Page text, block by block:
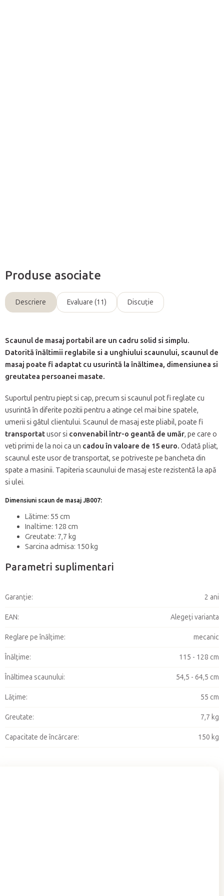
Produse asociate
Descriere Evaluare (11) Discuţie
Scaunul de masaj portabil are un cadru solid si simplu.
Datorită înăltimii reglabile si a unghiului scaunului, scaunul de
masaj poate fi adaptat cu usurintă la înăltimea, dimensiunea si
greutatea persoanei masate.
Suportul pentru piept si cap, precum si scaunul pot fi reglate cu
usurintă în diferite pozitii pentru a atinge cel mai bine spatele,
umerii si gâtul clientului. Scaunul de masaj este pliabil, poate fi
transportatusor si convenabil într-o geantă de umăr, pe care o
veti primi de la noi ca un cadou în valoare de 15 euro. Odată pliat,
scaunul este usor de transportat, se potriveste pe bancheta din
spate a masinii. Tapiteria scaunului de masaj este rezistentă la apă
si ulei.
Dimensiuni scaun de masaj JB007:
Lătime: 55 cm
Inaltime: 128 cm
Greutate: 7,7 kg
Sarcina admisa: 150 kg
Parametri suplimentari
Garanţie: 2 ani
EAN: Alegeţi varianta
Reglare pe înălțime: mecanic
Înălţime: 115 - 128 cm
Înăltimea scaunului: 54,5 - 64,5 cm
Lățime: 55 cm
Greutate: 7,7 kg
Capacitate de încărcare: 150 kg